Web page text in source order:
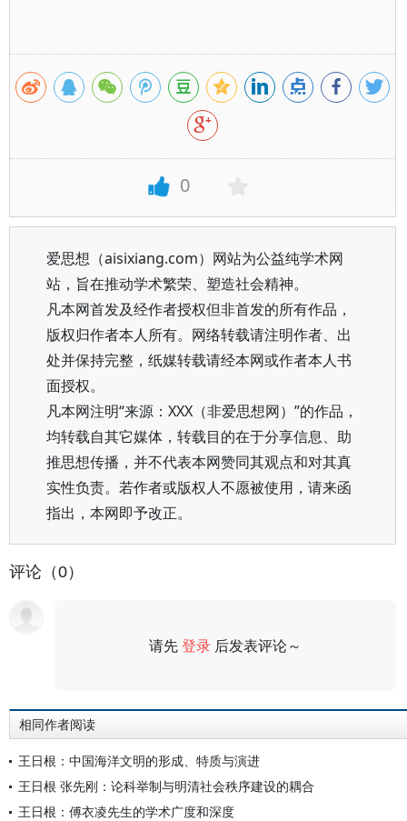
0
爱思想（aisixiang.com）网站为公益纯学术网
站，旨在推动学术繁荣、塑造社会精神。
凡本网首发及经作者授权但非首发的所有作品，
版权归作者本人所有。网络转载请注明作者、出
处并保持完整，纸媒转载请经本网或作者本人书
面授权。
凡本网注明“来源：XXX（非爱思想网）”的作品，
均转载自其它媒体，转载目的在于分享信息、助
推思想传播，并不代表本网赞同其观点和对其真
实性负责。若作者或版权人不愿被使用，请来函
指出，本网即予改正。
评论（0）
请先登录 后发表评论～
相同作者阅读
王日根：中国海洋文明的形成、特质与演进
王日根 张先刚：论科举制与明清社会秩序建设的耦合
王日根：傅衣凌先生的学术广度和深度